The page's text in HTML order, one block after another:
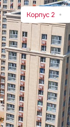
Корпус 2